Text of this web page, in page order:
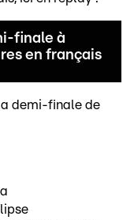
finale à
en français
demi-finale de